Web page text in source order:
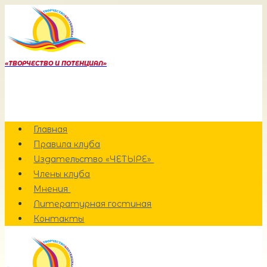
Перейти
содержанию
«ТВОРЧЕСТВО И ПОТЕНЦИАЛ»
Главная
Правила клуба
Издательство «ЧЕТЫРЕ»
Члены клуба
Мнения
Литературная гостиная
Контакты